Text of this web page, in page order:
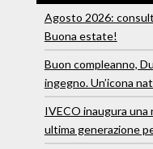
Agosto 2026:
Buona estate!
Buon compleanno,
ingegno. Un’icona
IVECO inaugura una
ultima generazione